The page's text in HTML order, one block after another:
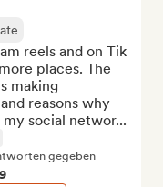
reels and on Tik
places. The
making
reasons why
social networ...
gegeben